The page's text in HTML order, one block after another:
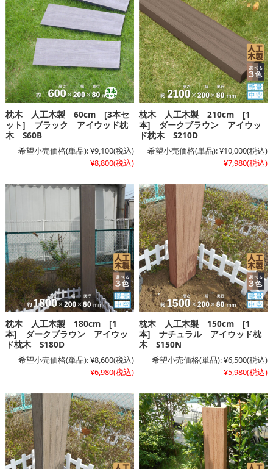
枕木 人工木製 60cm [3本セ
ット] ブラック アイウッド枕
木 S60B
希望小売価格(単品):¥9,100(税込)
¥8,800(税込)
枕木 人工木製 210cm [1
本] ダークブラウン アイウッ
ド枕木 S210D
希望小売価格(単品):¥10,000(税込)
¥7,980(税込)
枕木 人工木製 180cm [1
本] ダークブラウン アイウッ
ド枕木 S180D
希望小売価格(単品):¥8,600(税込)
¥6,980(税込)
枕木 人工木製 150cm [1
本] ナチュラル アイウッド枕
木 S150N
希望小売価格(単品):¥6,500(税込)
¥5,980(税込)